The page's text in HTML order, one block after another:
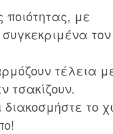
με
συγκεκριμένα τον
τέλεια
τσακίζουν.
το